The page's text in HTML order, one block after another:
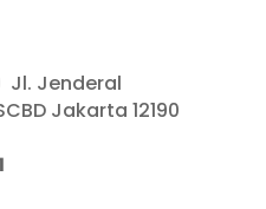
Jl. Jenderal
Jakarta 12190